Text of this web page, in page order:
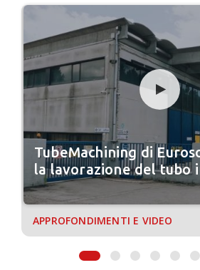
TubeMachining di
la lavorazione del tubo
APPROFONDIMENTI E VIDEO